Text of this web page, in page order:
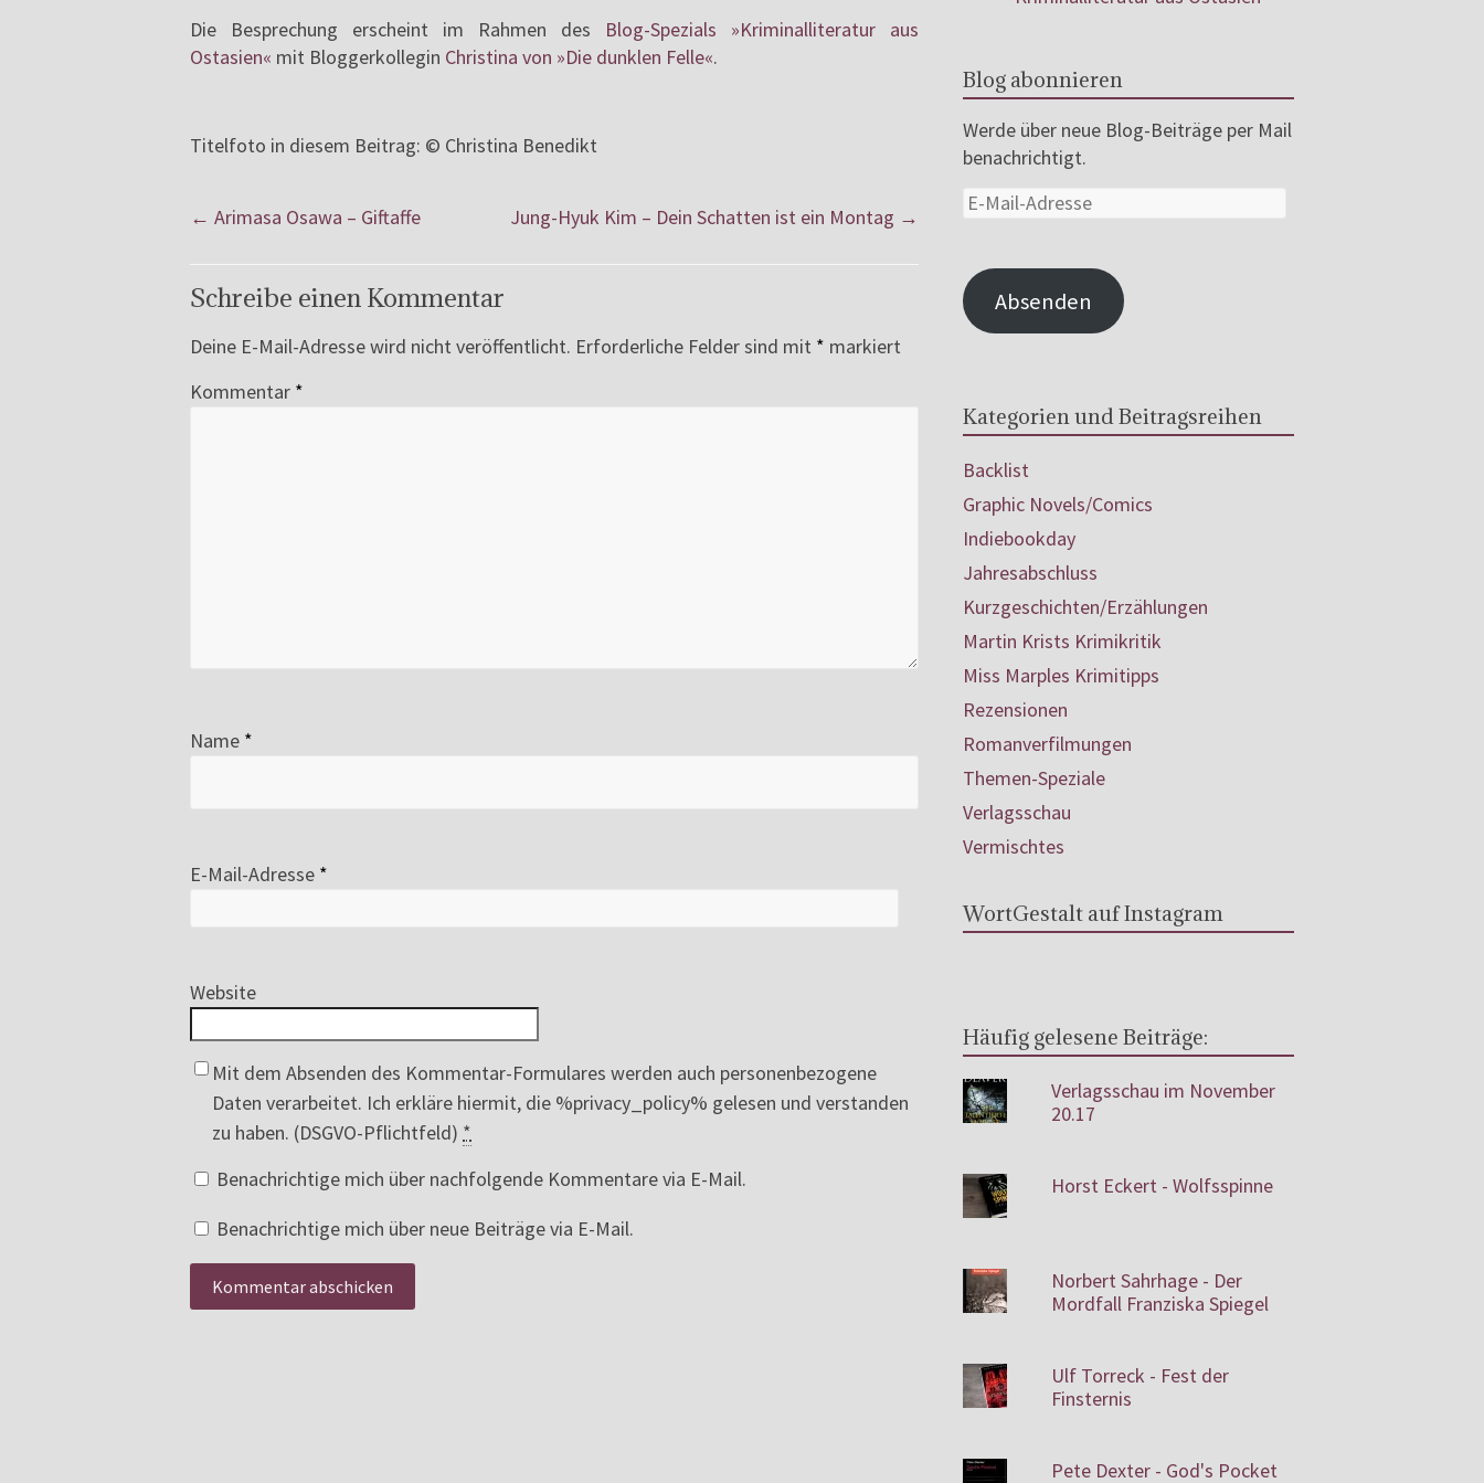
Die Besprechung erscheint im Rahmen des Blog-Spezials »Kriminalliteratur aus
Ostasien« mit Bloggerkollegin Christina von »Die dunklen Felle«.
Titelfoto in diesem Beitrag: © Christina Benedikt
← Arimasa Osawa – Giftaffe Jung-Hyuk Kim – Dein Schatten ist ein Montag →
Schreibe einen Kommentar
Deine E-Mail-Adresse wird nicht veröffentlicht. Erforderliche Felder sind mit * markiert
Kommentar *
Name *
E-Mail-Adresse *
Website
Mit dem Absenden des Kommentar-Formulares werden auch personenbezogene
Daten verarbeitet. Ich erkläre hiermit, die %privacy_policy% gelesen und verstanden
zu haben. (DSGVO-Pflichtfeld) *
Benachrichtige mich über nachfolgende Kommentare via E-Mail.
Benachrichtige mich über neue Beiträge via E-Mail.
Blog abonnieren
Werde über neue Blog-Beiträge per Mail
benachrichtigt.
Absenden
Kategorien und Beitragsreihen
Backlist
Graphic Novels/Comics
Indiebookday
Jahresabschluss
Kurzgeschichten/Erzählungen
Martin Krists Krimikritik
Miss Marples Krimitipps
Rezensionen
Romanverfilmungen
Themen-Speziale
Verlagsschau
Vermischtes
WortGestalt auf Instagram
Häufig gelesene Beiträge:
Verlagsschau im November
20.17
Horst Eckert - Wolfsspinne
Norbert Sahrhage - Der
Mordfall Franziska Spiegel
Ulf Torreck - Fest der
Finsternis
Pete Dexter - God's Pocket